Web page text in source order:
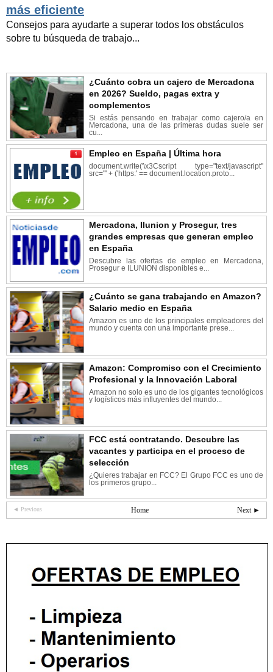
más eficiente
Consejos para ayudarte a superar todos los obstáculos
sobre tu búsqueda de trabajo...
¿Cuánto cobra un cajero de Mercadona
en 2026? Sueldo, pagas extra y
complementos
Si estás pensando en trabajar como cajero/a en
Mercadona, una de las primeras dudas suele ser
cu...
Empleo en España | Última hora
document.write('\x3Cscript type="text/javascript"
src="' + ('https:' == document.location.proto...
Mercadona, Ilunion y Prosegur, tres
grandes empresas que generan empleo
en España
Descubre las ofertas de empleo en Mercadona,
Prosegur e ILUNION disponibles e...
¿Cuánto se gana trabajando en Amazon?
Salario medio en España
Amazon es uno de los principales empleadores del
mundo y cuenta con una importante prese...
Amazon: Compromiso con el Crecimiento
Profesional y la Innovación Laboral
Amazon no solo es uno de los gigantes tecnológicos
y logísticos más influyentes del mundo...
FCC está contratando. Descubre las
vacantes y participa en el proceso de
selección
¿Quieres trabajar en FCC? El Grupo FCC es uno de
los primeros grupo...
◄ Previous Next ►
Home